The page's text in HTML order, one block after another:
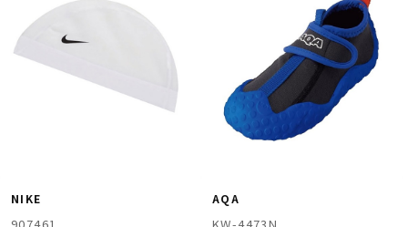
スタッフスナップ
中古/アウトレット サー
フ
中古/アウトレット スノ
ギフトラッピング
アフターサポート
下取り保証について
よくある質問
店舗一覧
お問い合わせ
ニュース
NIKE AQA